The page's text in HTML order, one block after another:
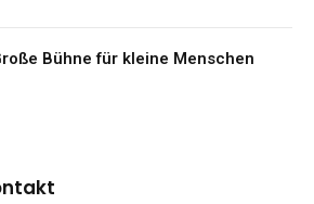
Bühne für kleine Menschen